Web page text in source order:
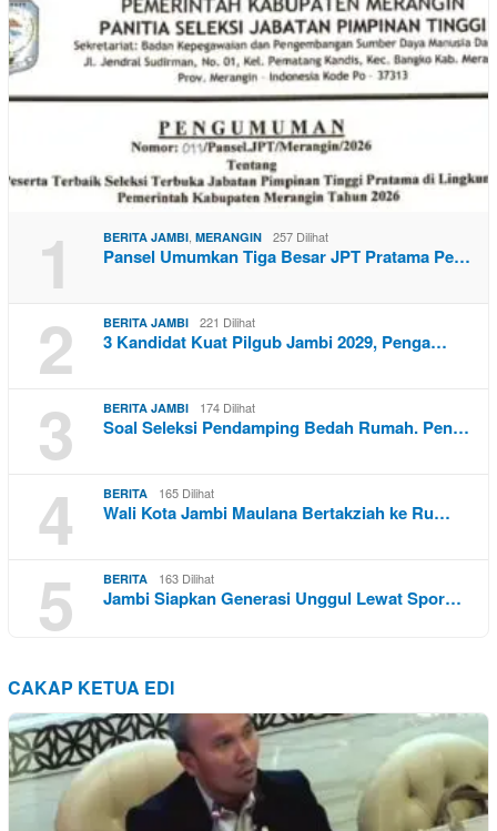
1 BERITA JAMBI, MERANGIN 257 Dilihat
Pansel Umumkan Tiga Besar JPT Pratama Pe…
2 BERITA JAMBI 221 Dilihat
3 Kandidat Kuat Pilgub Jambi 2029, Penga…
3 BERITA JAMBI 174 Dilihat
Soal Seleksi Pendamping Bedah Rumah. Pen…
4 BERITA 165 Dilihat
Wali Kota Jambi Maulana Bertakziah ke Ru…
5 BERITA 163 Dilihat
Jambi Siapkan Generasi Unggul Lewat Spor…
CAKAP KETUA EDI